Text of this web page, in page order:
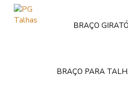
BRAÇO
BRAÇO PARA